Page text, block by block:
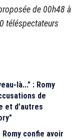
de 00h48 à
téléspectateurs
là..." : Romy
de
et d’autres
confie avoir